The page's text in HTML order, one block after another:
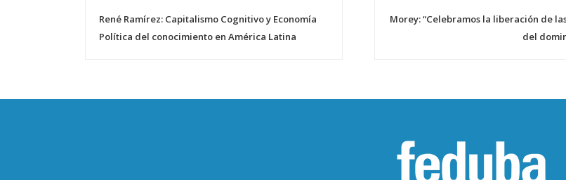
e
René Ramírez: Capitalismo Cognitivo y Economía
Política del conocimiento en América Latina
Morey: “Celebramos la liberación de
del